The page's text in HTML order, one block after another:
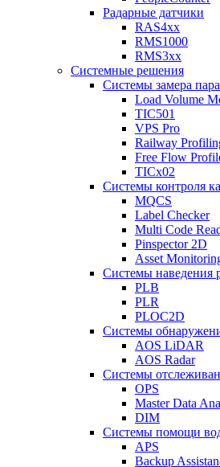
Радарные датчики
RAS4xx
RMS1000
RMS3xx
Системные решения
Системы замера
Load Volume
TIC501
VPS Pro
Railway
Free Flow
TICx02
Системы контроля
MQCS
Label Checker
Multi Code
Pinspector 2D
Asset
Системы наведения
PLB
PLR
PLOC2D
Системы
AOS LiDAR
AOS Radar
Системы
OPS
Master Data
DIM
Системы помощи
APS
Backup